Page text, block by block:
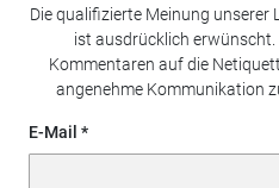
Die qualifizierte Meinung unserer
ist ausdrücklich erwünscht.
Kommentaren auf die
angenehme Kommunikation
E-Mail